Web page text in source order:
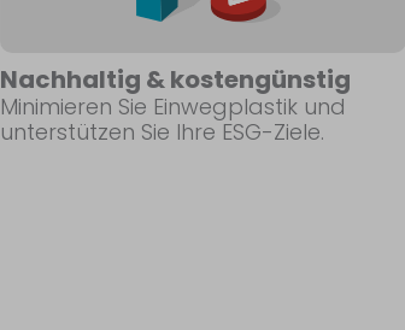
Nachhaltig & kostengünstig
Minimieren Sie Einwegplastik und
unterstützen Sie Ihre ESG-Ziele.